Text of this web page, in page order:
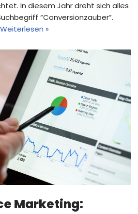
In diesem Jahr dreht sich alles
“Conversionzauber”.
Weiterlesen »
Marketing: